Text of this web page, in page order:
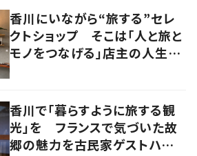
香川にいながら“旅する”セレ
クトショップ そこは「人と旅と
モノをつなげる」店主の人生観
香川で「暮らすように旅する観
光」を フランスで気づいた故
郷の魅力を古民家ゲストハウス